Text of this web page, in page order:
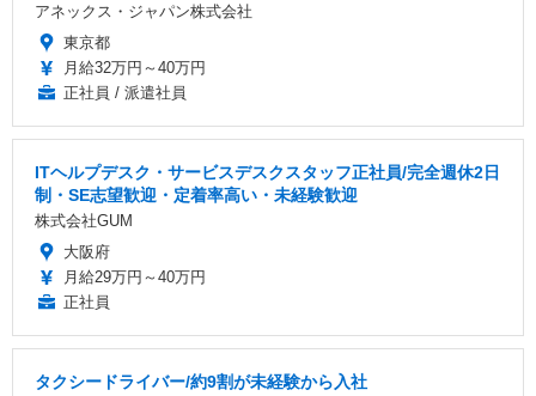
アネックス・ジャパン株式会社
東京都
月給32万円～40万円
正社員 / 派遣社員
ITヘルプデスク・サービスデスクスタッフ正社員/完全週休2日
制・SE志望歓迎・定着率高い・未経験歓迎
株式会社GUM
大阪府
月給29万円～40万円
正社員
タクシードライバー/約9割が未経験から入社